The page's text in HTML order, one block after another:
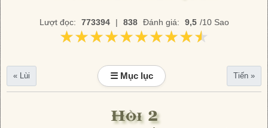
Lượt đọc: 773394 | 838 Đánh giá: 9,5 /10 Sao
★★★★★★★★★★
★★★★★★★★★★
« Lùi ☰ Mục lục Tiến »
Hồi 2